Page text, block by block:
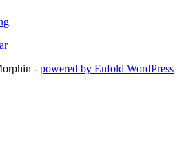
- powered by Enfold WordPress